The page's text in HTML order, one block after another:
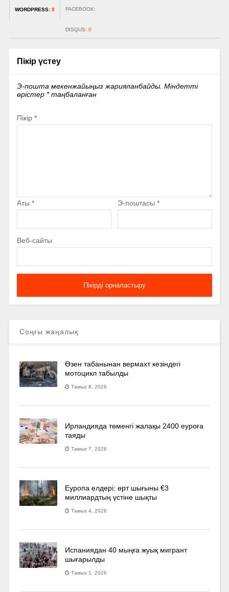
WORDPRESS: 0 FACEBOOK:
DISQUS: 0
Пікір үстеу
Э-пошта мекенжайыңыз жарияланбайды. Міндетті
өрістер *таңбаланған
Пікір *
Аты * Э-поштасы *
Веб-сайты
Соңғы жаңалық
Өзен табанынан вермахт кезіндегі
мотоцикл табылды
Тамыз 8, 2026
Ирландияда төменгі жалақы 2400 еуроға
таяды
Тамыз 7, 2026
Еуропа елдері: өрт шығыны €3
миллиардтың үстіне шықты
Тамыз 4, 2026
Испаниядан 40 мыңға жуық мигрант
шығарылды
Тамыз 1, 2026